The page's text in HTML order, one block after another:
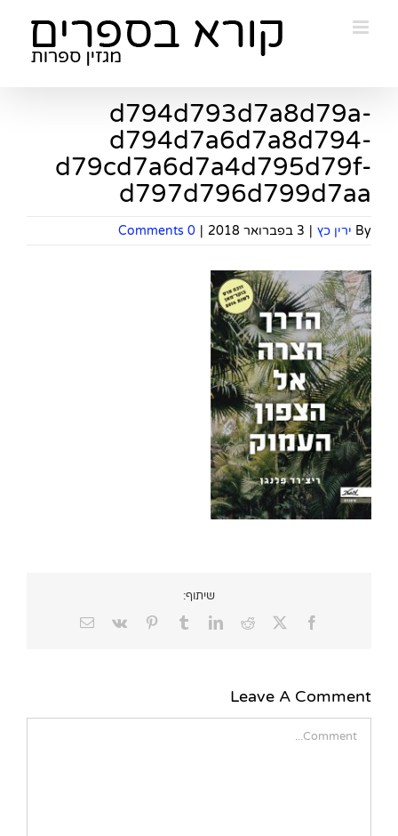
d794d793d7a8d79a-
d794d7a6d7a8d794-
d79cd7a6d7a4d795d79f-
d797d796d799d7aa
By ירין כץ | 3 בפברואר 2018 |
0 Comments
שיתוף:
Facebook
X
Reddit
LinkedIn
Tumblr
Pinterest
Vk
Email
Leave A Comment